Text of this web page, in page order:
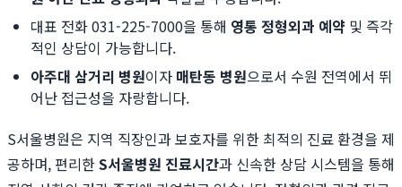
대표 전화 031-225-7000을 통해 영통 정형외과 예약 및 즉각
적인 상담이 가능합니다.
아주대 삼거리 병원이자 매탄동 병원으로서 수원 전역에서 뛰
어난 접근성을 자랑합니다.
S서울병원은 지역 직장인과 보호자를 위한 최적의 진료 환경을 제
공하며, 편리한S서울병원 진료시간과 신속한 상담 시스템을 통해